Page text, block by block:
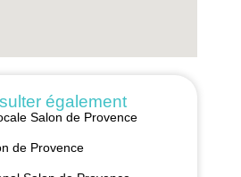
également
Salon de Provence
de Provence